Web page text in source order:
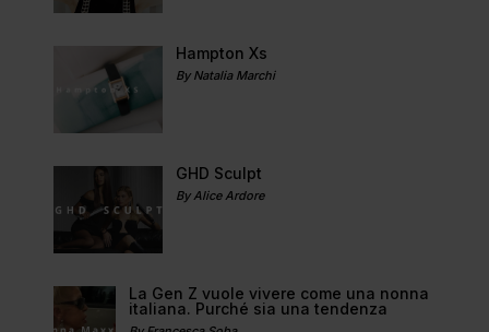
Hampton Xs
By Natalia Marchi
GHD Sculpt
By Alice Ardore
La Gen Z vuole vivere come una nonna
italiana. Purché sia una tendenza